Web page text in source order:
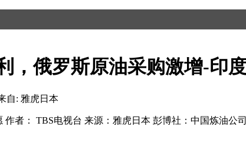
，俄罗斯原油采购激增-印
自: 雅虎日本
者： TBS电视台 来源：雅虎日本 彭博社：中国炼油公